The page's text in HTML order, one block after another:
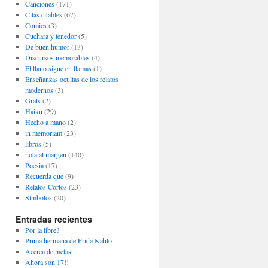
Canciones(171)
Citas citables(67)
Comics(3)
Cuchara y tenedor(5)
De buen humor(13)
Discursos memorables(4)
El llano sigue en llamas(1)
Enseñanzas ocultas de los relatos
modernos(3)
Grats(2)
Haiku (29)
Hecho a mano(2)
in memoriam(23)
libros(5)
nota al margen (140)
Poesia(17)
Recuerda que(9)
Relatos Cortos(23)
Símbolos(20)
Entradas recientes
Por la libre?
Prima hermana de Frida Kahlo
Acerca de metas
Ahora son 17!!